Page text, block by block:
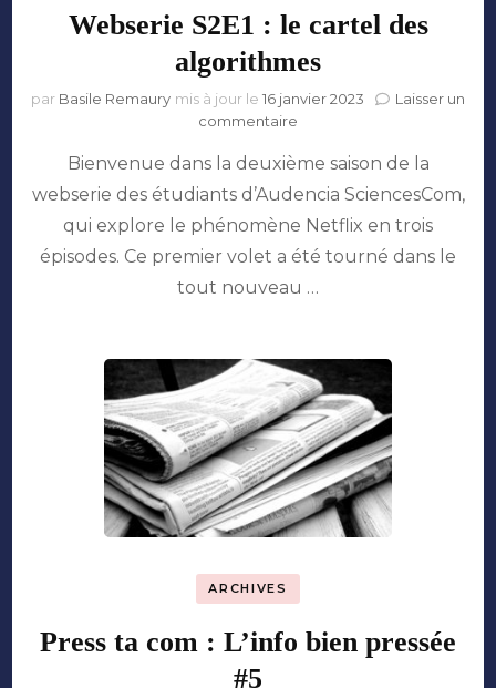
Webserie S2E1 : le cartel des
algorithmes
par Basile Remaury mis à jour le 16 janvier 2023
Laisser un
commentaire
S2E1
:
cartel
des
Bienvenue dans la deuxième saison de la
webserie des étudiants d’Audencia SciencesCom,
qui explore le phénomène Netflix en trois
épisodes. Ce premier volet a été tourné dans le
tout nouveau …
ARCHIVES
Press ta com : L’info bien pressée
#5